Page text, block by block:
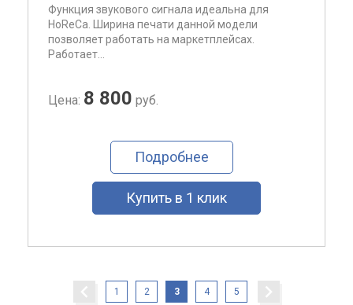
Функция звукового сигнала идеальна для
HoReCa. Ширина печати данной модели
позволяет работать на маркетплейсах.
Работает...
Цена: 8 800 руб.
Подробнее
Купить в 1 клик
1 2 3 4 5